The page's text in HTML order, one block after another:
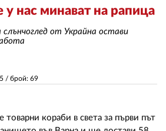
нас минават на рапица
от Украйна остави
/ брой: 69
кораби в света за първи път
ДРУГИ
АВТОРИ
КОНТАКТИ